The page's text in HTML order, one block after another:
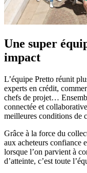
Une super
impact
L’équipe Pretto réunit
experts en crédit,
chefs de projet…
connectée et
meilleures conditions de
Grâce à la force du
aux acheteurs confiance
lorsque l’on parvient à
d’atteinte, c’est toute